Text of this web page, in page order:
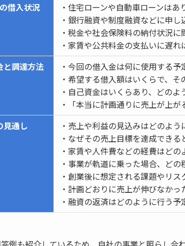
借入状況
・住宅ローンや自動車ローンはあ
・銀行融資や制度融資などに申し
・税金や社会保険料の納付状況に
・家賃や公共料金の支払いに遅れ
と調達方法
・今回の借入金は何に使用する予
・希望する借入額はいくらで、そ
・自己資金はいくらあり、どのよ
・「本当に計画通りに売上が上
見通し
・売上や利益の見込みはどのよう
・なぜその売上目標を達成できる
・家賃や人件費などの経費はど
・事業が軌道に乗った場合、ど
・創業後に想定される課題やリス
・計画どおりに売上が伸びなか
・融資の返済はどのように行う予